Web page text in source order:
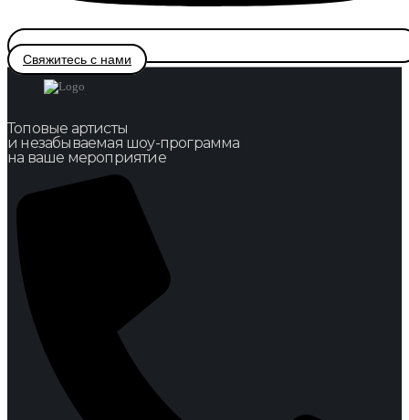
Свяжитесь с нами
Топовые артисты
и незабываемая шоу-программа
на ваше мероприятие